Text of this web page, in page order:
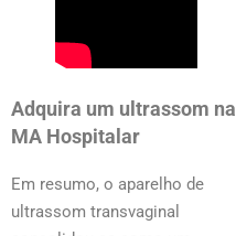
Adquira um ultrassom na
MA Hospitalar
Em resumo, o aparelho de
ultrassom transvaginal